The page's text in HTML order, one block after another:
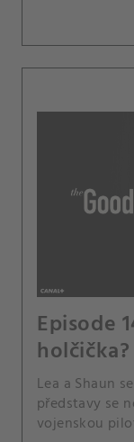
Episode
holčička?
Lea a Shaun
představy se
vojenskou